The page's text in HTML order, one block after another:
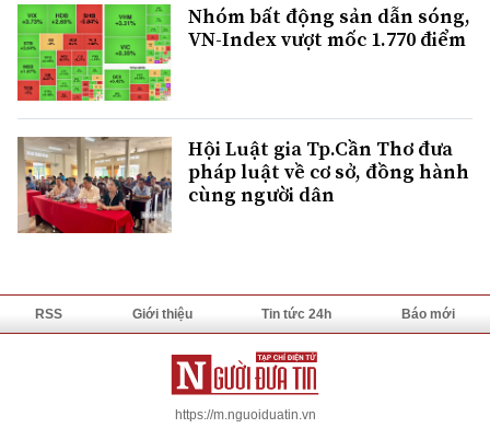
Nhóm bất động sản dẫn sóng,
VN-Index vượt mốc 1.770 điểm
Hội Luật gia Tp.Cần Thơ đưa
pháp luật về cơ sở, đồng hành
cùng người dân
RSS Giới thiệu Tin tức 24h Báo mới
https://m.nguoiduatin.vn